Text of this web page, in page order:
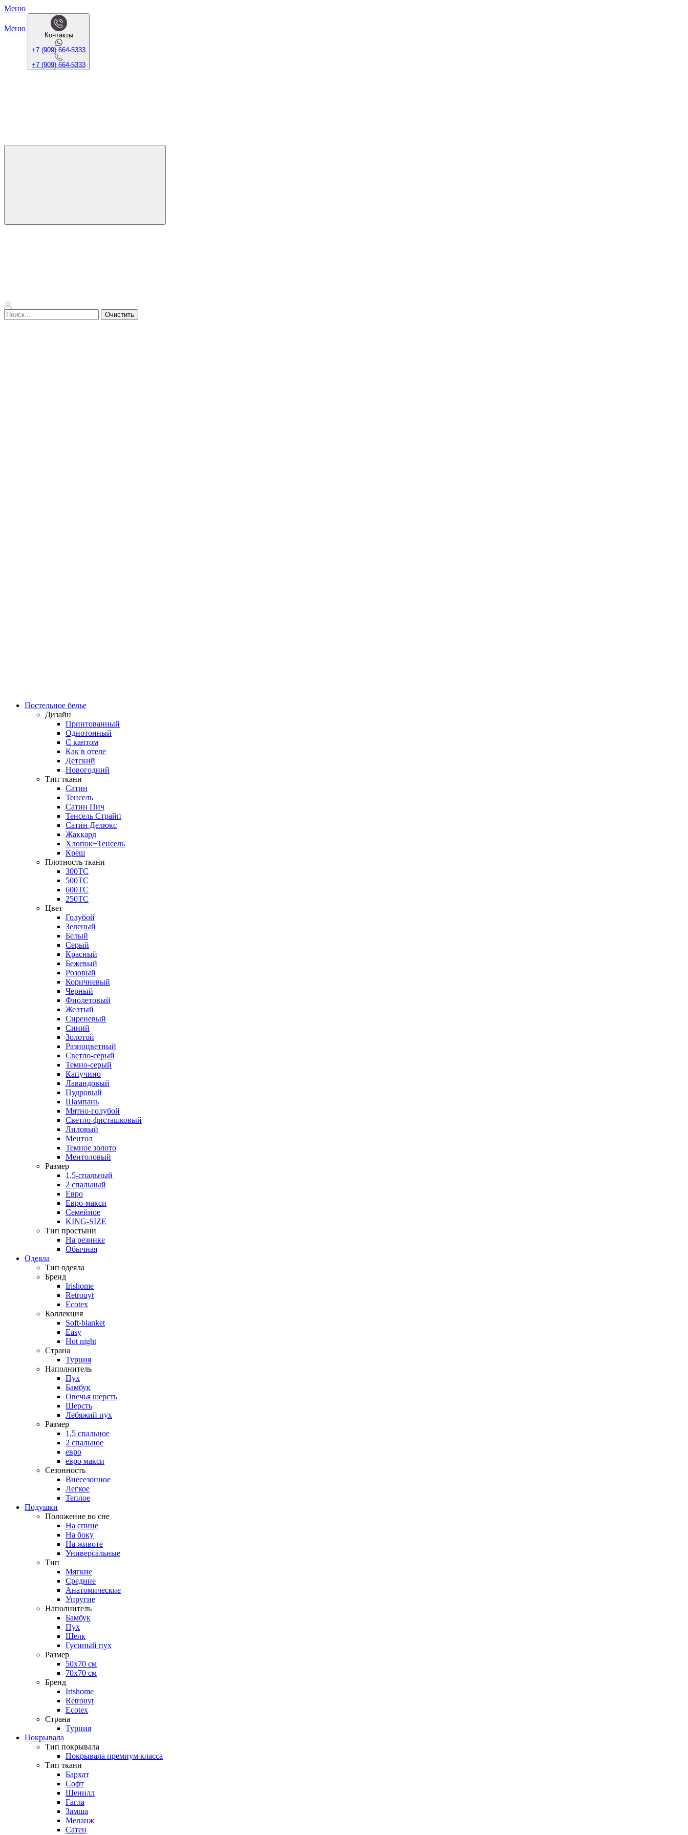
Меню
Меню
Контакты
+7 (909) 664-5333
+7 (909) 664-5333
Очистить
Постельное белье
Дизайн
Принтованный
Однотонный
С кантом
Как в отеле
Детский
Новогодний
Тип ткани
Сатин
Тенсель
Сатин Пич
Тенсель Страйп
Сатин Делюкс
Жаккард
Хлопок+Тенсель
Креш
Плотность ткани
300ТС
500ТС
600ТС
250ТС
Цвет
Голубой
Зеленый
Белый
Серый
Красный
Бежевый
Розовый
Коричневый
Черный
Фиолетовый
Желтый
Сиреневый
Синий
Золотой
Разноцветный
Светло-серый
Темно-серый
Капучино
Лавандовый
Пудровый
Шампань
Мятно-голубой
Светло-фисташковый
Лиловый
Ментол
Темное золото
Ментоловый
Размер
1,5-спальный
2 спальный
Евро
Евро-макси
Семейное
KING-SIZE
Тип простыни
На резинке
Обычная
Одеяла
Тип одеяла
Бренд
Irishome
Retrouyt
Ecotex
Коллекция
Soft-blanket
Easy
Hot night
Страна
Турция
Наполнитель
Пух
Бамбук
Овечья шерсть
Шерсть
Лебяжий пух
Размер
1,5 спальное
2 спальное
евро
евро макси
Сезонность
Внесезонное
Легкое
Теплое
Подушки
Положение во сне
На спине
На боку
На животе
Универсальные
Тип
Мягкие
Средние
Анатомические
Упругие
Наполнитель
Бамбук
Пух
Шелк
Гусиный пух
Размер
50х70 см
70х70 см
Бренд
Irishome
Retrouyt
Ecotex
Cтрана
Турция
Покрывала
Тип покрывала
Покрывала премиум класса
Тип ткани
Бархат
Софт
Шенилл
Гагла
Замша
Меланж
Сатен